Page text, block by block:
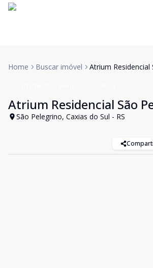
Home Buscar imóvel Atrium Residencial
Atrium Residencial São
São Pelegrino, Caxias do Sul - RS